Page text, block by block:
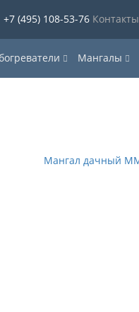
+7 (495) 108-53-76 Контакты
Мангалы